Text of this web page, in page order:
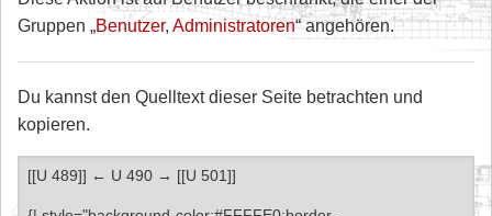
Gruppen „Benutzer, Administratoren“ angehören.
Du kannst den Quelltext dieser Seite betrachten und
kopieren.